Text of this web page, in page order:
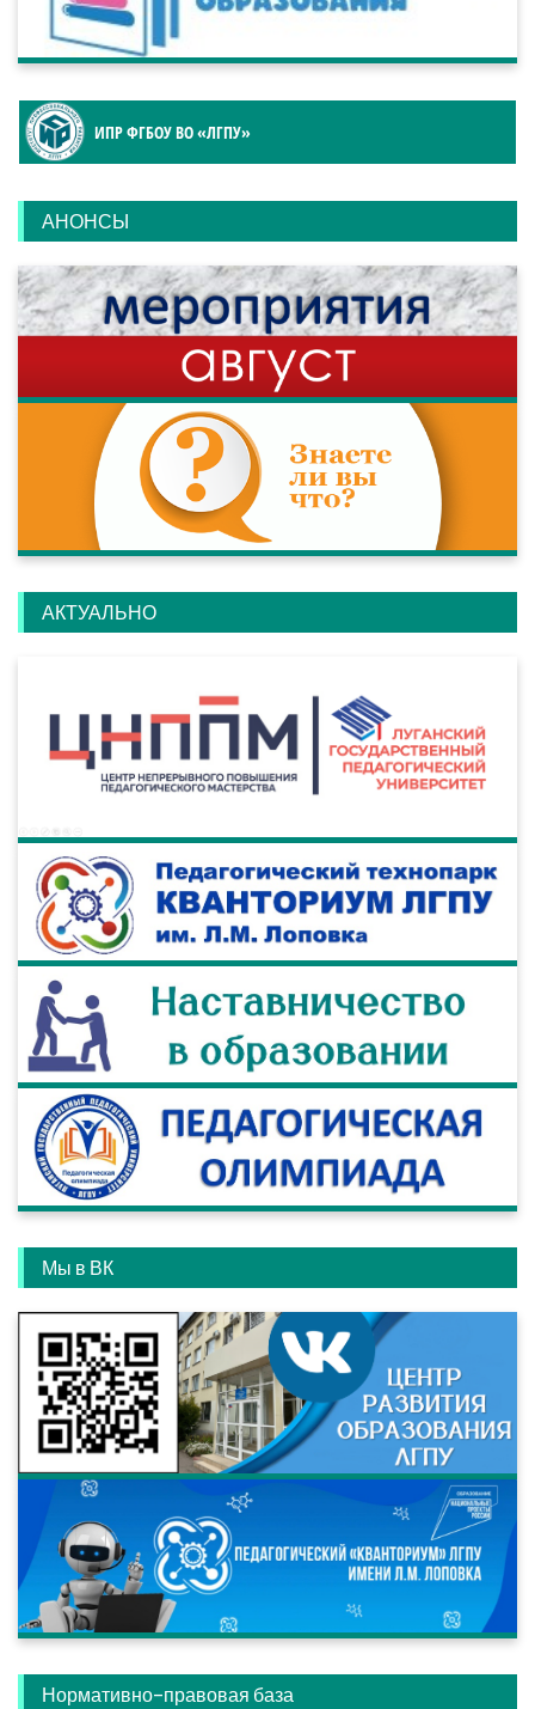
ИПР ФГБОУ ВО «ЛГПУ»
АНОНСЫ
АКТУАЛЬНО
Мы в ВК
Нормативно-правовая база